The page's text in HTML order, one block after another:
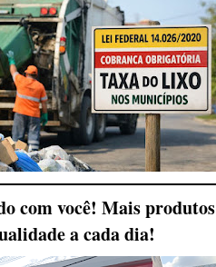
com você! Mais produtos
a cada dia!